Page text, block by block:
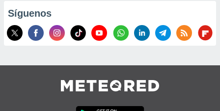
uso de
con el
Síguenos